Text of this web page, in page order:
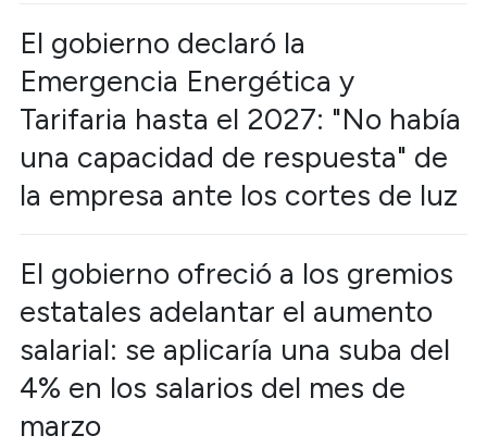
El gobierno declaró la
Emergencia Energética y
Tarifaria hasta el 2027: "No había
una capacidad de respuesta" de
la empresa ante los cortes de luz
El gobierno ofreció a los gremios
estatales adelantar el aumento
salarial: se aplicaría una suba del
4% en los salarios del mes de
marzo